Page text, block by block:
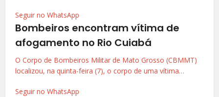
Seguir no WhatsApp
Bombeiros encontram vítima de
afogamento no Rio Cuiabá
O Corpo de Bombeiros Militar de Mato Grosso (CBMMT)
localizou, na quinta-feira (7), o corpo de uma vítima…
Seguir no WhatsApp